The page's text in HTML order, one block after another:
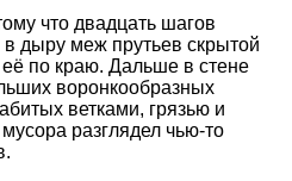
что двадцать шагов
в дыру меж прутьев скрытой
по краю. Дальше в стене
воронкообразных
ветками, грязью и
разглядел чью-то